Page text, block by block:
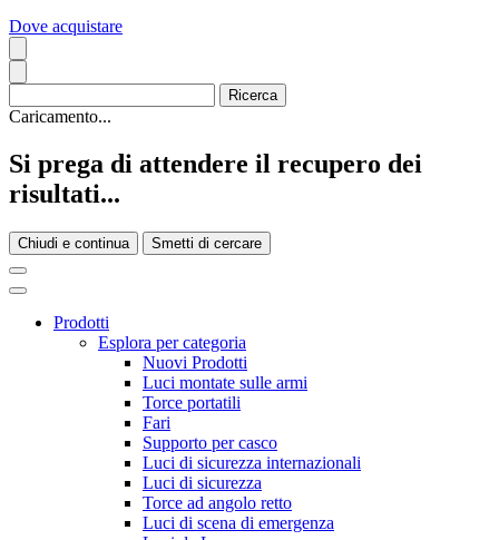
Dove acquistare
Caricamento...
Si prega di attendere il recupero dei
risultati...
Chiudi e continua Smetti di cercare
Prodotti
Esplora per categoria
Nuovi Prodotti
Luci montate sulle armi
Torce portatili
Fari
Supporto per casco
Luci di sicurezza internazionali
Luci di sicurezza
Torce ad angolo retto
Luci di scena di emergenza